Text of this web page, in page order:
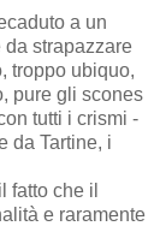
a un
strapazzare
troppo ubiquo,
pure gli scones
tutti i crismi -
da Tartine, i
fatto che il
e raramente